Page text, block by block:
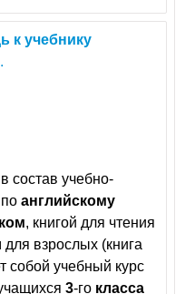
к учебнику
состав учебно-
поанглийскому
, книгой для чтения
взрослых (книга
собой учебный курс
3-го класса